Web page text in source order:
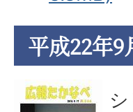
平成22年9